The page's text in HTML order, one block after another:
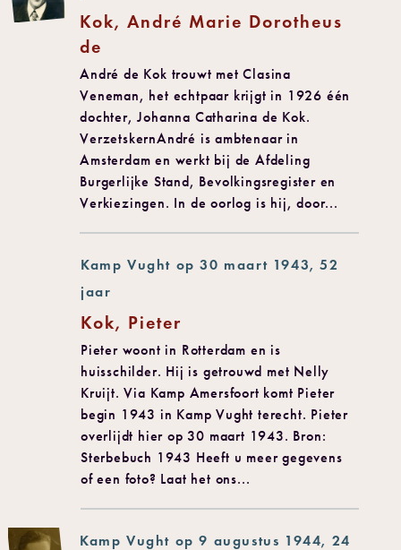
Kok, André Marie Dorotheus
de
André de Kok trouwt met Clasina
Veneman, het echtpaar krijgt in 1926 één
dochter, Johanna Catharina de Kok.
VerzetskernAndré is ambtenaar in
Amsterdam en werkt bij de Afdeling
Burgerlijke Stand, Bevolkingsregister en
Verkiezingen. In de oorlog is hij, door...
Kamp Vught op 30 maart 1943, 52
jaar
Kok, Pieter
Pieter woont in Rotterdam en is
huisschilder. Hij is getrouwd met Nelly
Kruijt. Via Kamp Amersfoort komt Pieter
begin 1943 in Kamp Vught terecht. Pieter
overlijdt hier op 30 maart 1943. Bron:
Sterbebuch 1943 Heeft u meer gegevens
of een foto? Laat het ons...
Kamp Vught op 9 augustus 1944, 24